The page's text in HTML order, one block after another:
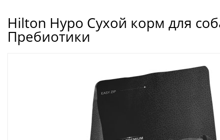
Hilton Hypo Сухой корм для
Пребиотики